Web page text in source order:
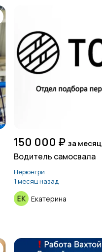
150 000 ₽ за месяц
Водитель самосвала
Нерюнгри
1 месяц назад
Екатерина